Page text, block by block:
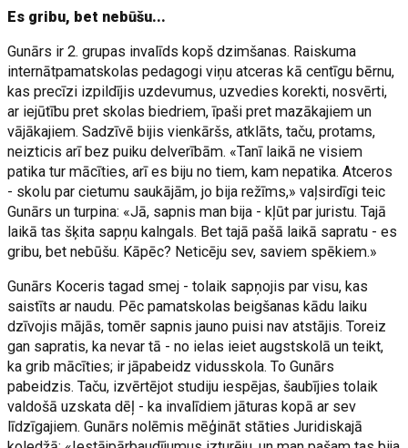
Es gribu, bet nebūšu...
Gunārs ir 2. grupas invalīds kopš dzimšanas. Raiskuma
internātpamatskolas pedagogi viņu atceras kā centīgu bērnu,
kas precīzi izpildījis uzdevumus, uzvedies korekti, nosvērti,
ar iejūtību pret skolas biedriem, īpaši pret mazākajiem un
vājākajiem. Sadzīvē bijis vienkāršs, atklāts, taču, protams,
neizticis arī bez puiku delverībām. «Tanī laikā ne visiem
patika tur mācīties, arī es biju no tiem, kam nepatika. Atceros
- skolu par cietumu saukājām, jo bija režīms,» vaļsirdīgi teic
Gunārs un turpina: «Jā, sapnis man bija - kļūt par juristu. Tajā
laikā tas šķita sapņu kalngals. Bet tajā pašā laikā sapratu - es
gribu, bet nebūšu. Kāpēc? Neticēju sev, saviem spēkiem.»
Gunārs Koceris tagad smej - tolaik sapņojis par visu, kas
saistīts ar naudu. Pēc pamatskolas beigšanas kādu laiku
dzīvojis mājās, tomēr sapnis jauno puisi nav atstājis. Toreiz
gan sapratis, ka nevar tā - no ielas ieiet augstskolā un teikt,
ka grib mācīties; ir jāpabeidz vidusskola. To Gunārs
pabeidzis. Taču, izvērtējot studiju iespējas, šaubījies tolaik
valdošā uzskata dēļ - ka invalīdiem jāturas kopā ar sev
līdzīgajiem. Gunārs nolēmis mēģināt stāties Juridiskajā